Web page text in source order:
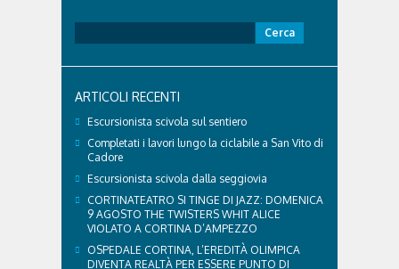
con il veterinario di Cortina, che ci ha illustrato i
principali accorgimenti per aiutare i cani ad
affrontare il caldo in sicurezza e benessere...
per:
ARTICOLI RECENTI
Escursionista scivola sul sentiero
Completati i lavori lungo la ciclabile a San Vito di
Cadore
Escursionista scivola dalla seggiovia
CORTINATEATRO SI TINGE DI JAZZ: DOMENICA
9 AGOSTO THE TWISTERS WHIT ALICE
VIOLATO A CORTINA D’AMPEZZO
OSPEDALE CORTINA, L’EREDITÀ OLIMPICA
DIVENTA REALTÀ PER ESSERE PUNTO DI